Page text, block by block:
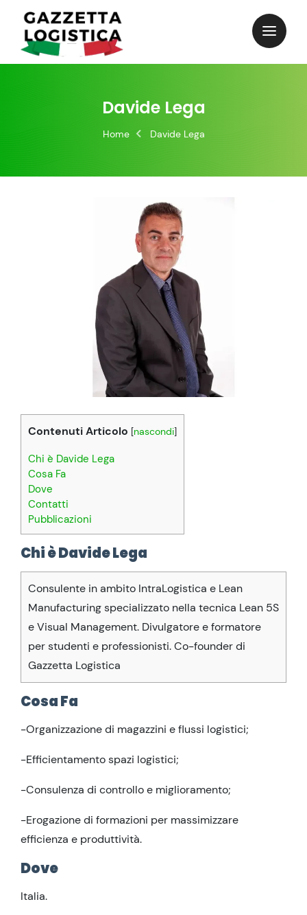
content
Davide Lega
Home Davide Lega
Contenuti Articolo [nascondi]
Chi è Davide Lega
Cosa Fa
Dove
Contatti
Pubblicazioni
Chi è Davide Lega
Consulente in ambito IntraLogistica e Lean
Manufacturing specializzato nella tecnica Lean 5S
e Visual Management. Divulgatore e formatore
per studenti e professionisti. Co-founder di
Gazzetta Logistica
Cosa Fa
-Organizzazione di magazzini e flussi logistici;
-Efficientamento spazi logistici;
-Consulenza di controllo e miglioramento;
-Erogazione di formazioni per massimizzare
efficienza e produttività.
Dove
Italia.